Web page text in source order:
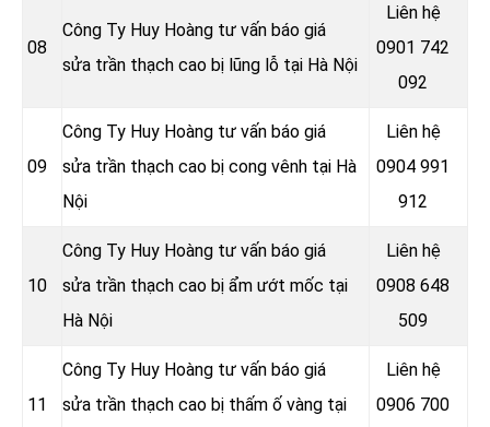
08
Công Ty Huy Hoàng tư vấn báo giá
sửa trần thạch cao bị lũng lỗ tại Hà Nội
Liên hệ
0901 742
092
09
Công Ty Huy Hoàng tư vấn báo giá
sửa trần thạch cao bị cong vênh tại Hà
Nội
Liên hệ
0904 991
912
10
Công Ty Huy Hoàng tư vấn báo giá
sửa trần thạch cao bị ẩm ướt mốc tại
Hà Nội
Liên hệ
0908 648
509
11
Công Ty Huy Hoàng tư vấn báo giá
sửa trần thạch cao bị thấm ố vàng tại
Liên hệ
0906 700